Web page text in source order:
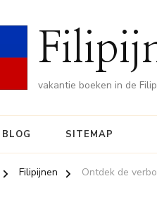
vakantie boeken in de
BLOG SITEMAP
Filipijnen Ontdek de